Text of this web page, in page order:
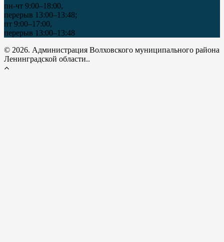
пн-чт 9:00–18:00,
перерыв 13:00–13:48;
пт 9:00–17:00,
перерыв 13:00–13:48
© 2026. Администрация Волховского муниципального района
Ленинградской области..